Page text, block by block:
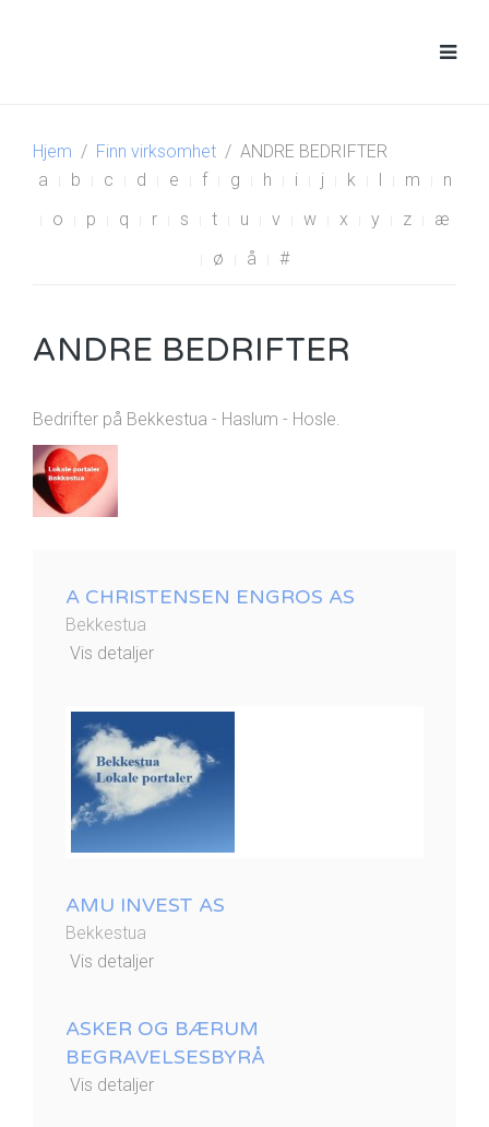
Hjem Finn virksomhet
ANDRE BEDRIFTER
a
b c d e f g h i j k l m
n
o
p q r s t u v w x y z
æ
ø
å #
ANDRE BEDRIFTER
Bedrifter på Bekkestua - Haslum - Hosle.
A CHRISTENSEN ENGROS AS
Bekkestua
Vis detaljer
AMU INVEST AS
Bekkestua
Vis detaljer
ASKER OG BÆRUM
BEGRAVELSESBYRÅ
Vis detaljer